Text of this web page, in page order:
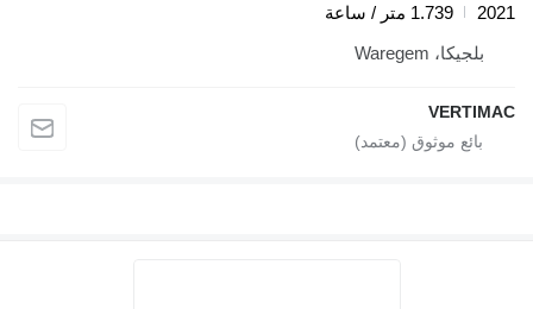
2021
1.739 متر / ساعة
بلجيكا، Waregem
VERTIMAC